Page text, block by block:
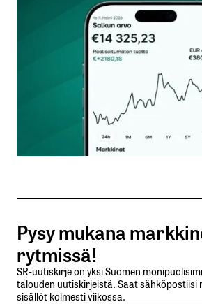
Kommentti*
Nimesi tai nimimerkkisi
Sähköpostiosoitteesi
Tilaa SalkunRakentajan
Lähetä kommentti
Pysy mukana
rytmissä!
SR-uutiskirje on yksi Suomen
talouden uutiskirjeistä. Saat sähköpostiisi
sisällöt kolmesti viikossa.